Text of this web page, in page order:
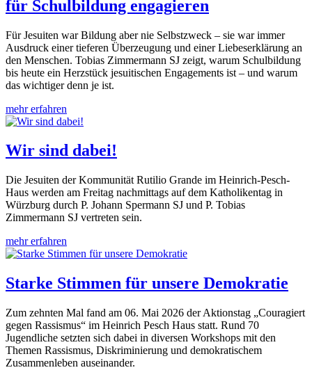
für Schulbildung engagieren
Für Jesuiten war Bildung aber nie Selbstzweck – sie war immer
Ausdruck einer tieferen Überzeugung und einer Liebeserklärung an
den Menschen. Tobias Zimmermann SJ zeigt, warum Schulbildung
bis heute ein Herzstück jesuitischen Engagements ist – und warum
das wichtiger denn je ist.
mehr erfahren
Wir sind dabei!
Die Jesuiten der Kommunität Rutilio Grande im Heinrich-Pesch-
Haus werden am Freitag nachmittags auf dem Katholikentag in
Würzburg durch P. Johann Spermann SJ und P. Tobias
Zimmermann SJ vertreten sein.
mehr erfahren
Starke Stimmen für unsere Demokratie
Zum zehnten Mal fand am 06. Mai 2026 der Aktionstag „Couragiert
gegen Rassismus“ im Heinrich Pesch Haus statt. Rund 70
Jugendliche setzten sich dabei in diversen Workshops mit den
Themen Rassismus, Diskriminierung und demokratischem
Zusammenleben auseinander.